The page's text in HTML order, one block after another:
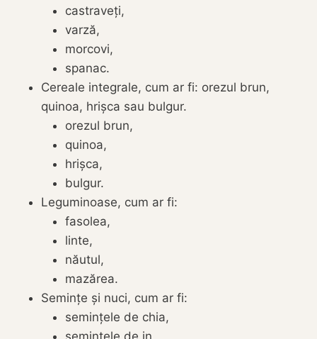
castraveți,
varză,
morcovi,
spanac.
Cereale integrale, cum ar fi: orezul brun,
quinoa, hrișca sau bulgur.
orezul brun,
quinoa,
hrișca,
bulgur.
Leguminoase, cum ar fi:
fasolea,
linte,
năutul,
mazărea.
Semințe și nuci, cum ar fi:
semințele de chia,